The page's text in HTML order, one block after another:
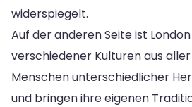
widerspiegelt.
Auf der anderen Seite ist
verschiedener Kulturen aus
Menschen unterschiedlicher
und bringen ihre eigenen